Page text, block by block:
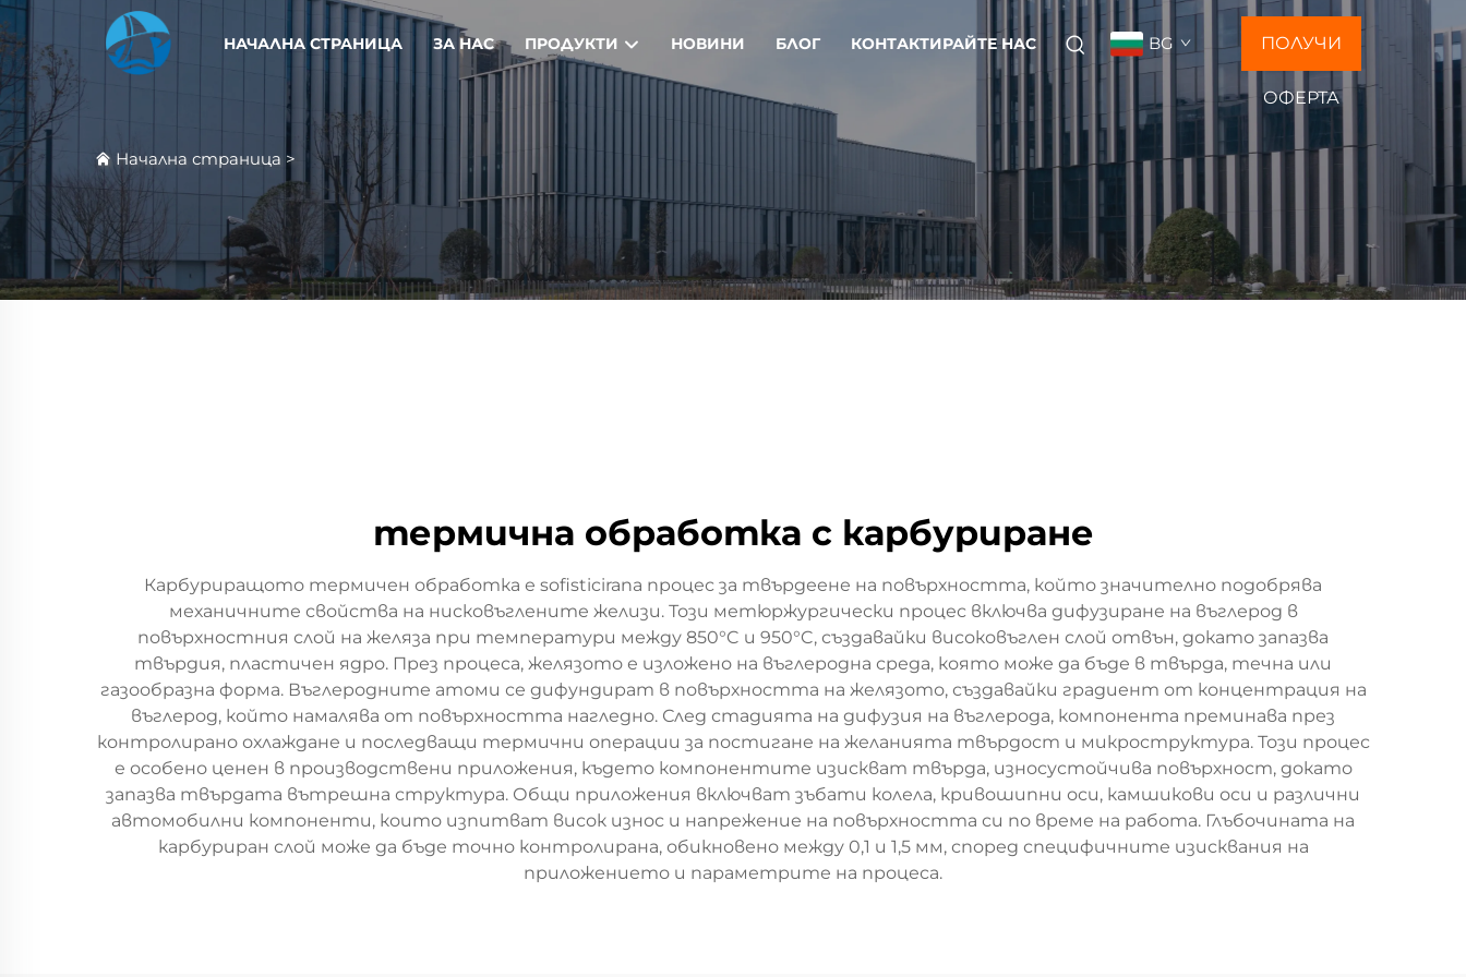
НАЧАЛНА СТРАНИЦА ЗА НАС ПРОДУКТИ НОВИНИ БЛОГ КОНТАКТИРАЙТЕ НАС BG ПОЛУЧИ
ОФЕРТА
Начална страница >
термична обработка с карбуриране
Карбуриращото термичен обработка е sofisticirana процес за твърдеене на повърхността, който значително подобрява
механичните свойства на нисковъглените желизи. Този метюржургически процес включва дифузиране на въглерод в
повърхностния слой на желяза при температури между 850°C и 950°C, създавайки високовъглен слой отвън, докато запазва
твърдия, пластичен ядро. През процеса, желязото е изложено на въглеродна среда, която може да бъде в твърда, течна или
газообразна форма. Въглеродните атоми се дифундират в повърхността на желязото, създавайки градиент от концентрация на
въглерод, който намалява от повърхността нагледно. След стадията на дифузия на въглерода, компонента преминава през
контролирано охлаждане и последващи термични операции за постигане на желанията твърдост и микроструктура. Този процес
е особено ценен в производствени приложения, където компонентите изискват твърда, износустойчива повърхност, докато
запазва твърдата вътрешна структура. Общи приложения включват зъбати колела, кривошипни оси, камшикови оси и различни
автомобилни компоненти, които изпитват висок износ и напрежение на повърхността си по време на работа. Глъбочината на
карбуриран слой може да бъде точно контролирана, обикновено между 0,1 и 1,5 мм, според специфичните изисквания на
приложението и параметрите на процеса.